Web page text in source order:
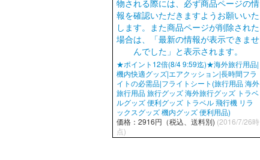
★ポイント12倍(8/4 9:59迄)★海外旅行用品|
機内快適グッズ|エアクッション|長時間フラ
イトの必需品|フライトシート(旅行用品 海外
旅行用品 旅行グッズ 海外旅行グッズ トラベ
ルグッズ 便利グッズ トラベル 飛行機 リラ
ックスグッズ 機内グッズ 便利用品)
価格：2916円（税込、送料別) (2016/7/26時
点)